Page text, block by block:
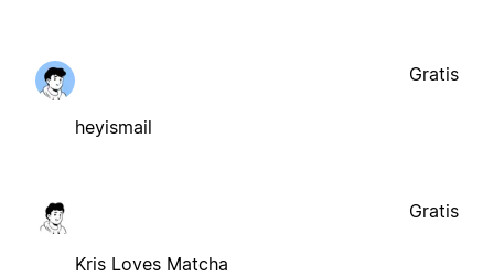
heyismail
Gratis
Kris Loves Matcha
Gratis